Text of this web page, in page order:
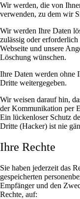
Wir werden, die von
verwenden, zu dem wir
Wir werden Ihre Daten
zulässig oder
Webseite und unsere
Löschung wünschen.
Ihre Daten werden ohne
Dritte weitergegeben.
Wir weisen darauf hin,
der Kommunikation per
Ein lückenloser Schutz
Dritte (Hacker) ist nie
Ihre Rechte
Sie haben jederzeit das
gespeicherten
Empfänger und den
Rechte, auf: